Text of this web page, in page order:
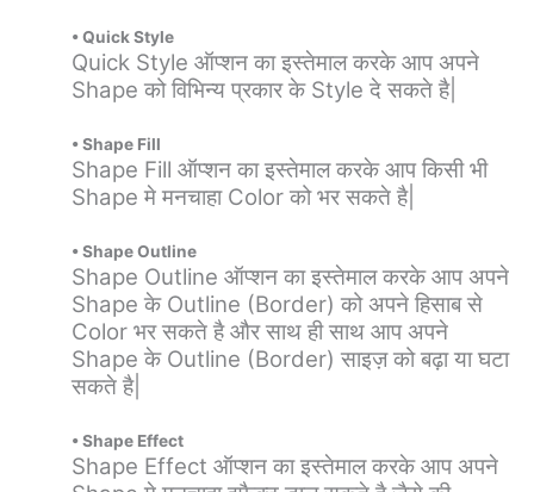
• Quick Style
Quick Style ऑप्शन का इस्तेमाल करके आप अपने
Shape को विभिन्य प्रकार के Style दे सकते है|
• Shape Fill
Shape Fill ऑप्शन का इस्तेमाल करके आप किसी भी
Shape मे मनचाहा Color को भर सकते है|
• Shape Outline
Shape Outline ऑप्शन का इस्तेमाल करके आप अपने
Shape के Outline (Border) को अपने हिसाब से
Color भर सकते है और साथ ही साथ आप अपने
Shape के Outline (Border) साइज़ को बढ़ा या घटा
सकते है|
• Shape Effect
Shape Effect ऑप्शन का इस्तेमाल करके आप अपने